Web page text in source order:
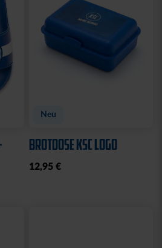
Neu
BROTDOSE KSC LOGO
12,95 €